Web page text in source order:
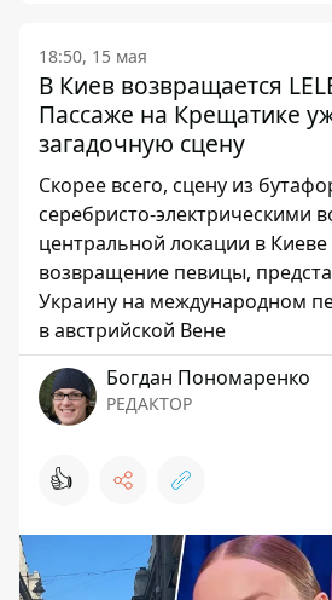
18:50, 15 мая
В Киев возвращается
Пассаже на Крещатике
загадочную сцену
Скорее всего, сцену из
серебристо-электрическими
центральной локации в
возвращение певицы,
Украину на международном
в австрийской Вене
Богдан Пономаренко
РЕДАКТОР
👍